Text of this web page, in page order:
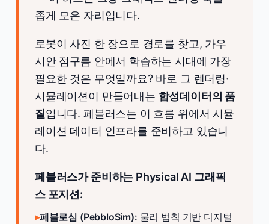
좁게 모은 자리입니다.
로봇이 사진 한 장으로 경로를 찾고, 가우
시안 점구름 안에서 학습하는 시대에 가장
필요한 것은 무엇일까요? 바로 그 렌더링·
시뮬레이션이 만들어내는 합성데이터의 품
질입니다. 페블러스는 이 흐름 위에서 시뮬
레이션 데이터 인프라를 준비하고 있습니
다.
페블러스가 준비하는 Physical AI 그래픽
스 포지션:
▸페블로심 (PebbloSim): 물리 법칙 기반 디지털